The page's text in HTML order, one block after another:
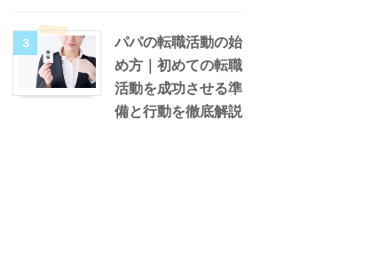
3
パパの転職活動の始
め方｜初めての転職
活動を成功させる準
備と行動を徹底解説